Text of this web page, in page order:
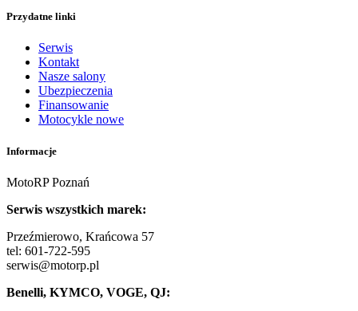
Przydatne linki
Serwis
Kontakt
Nasze salony
Ubezpieczenia
Finansowanie
Motocykle nowe
Informacje
MotoRP Poznań
Serwis wszystkich marek:
Przeźmierowo, Krańcowa 57
tel: 601-722-595
serwis@motorp.pl
Benelli, KYMCO, VOGE, QJ: